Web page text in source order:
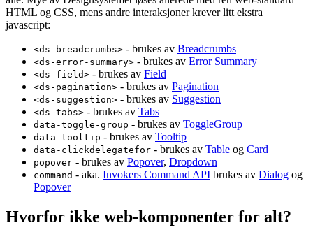
HTML og CSS, mens andre interaksjoner krever litt ekstra
javascript:
<ds-breadcrumbs> - brukes av Breadcrumbs
<ds-error-summary> - brukes av Error Summary
<ds-field> - brukes av Field
<ds-pagination> - brukes av Pagination
<ds-suggestion> - brukes av Suggestion
<ds-tabs> - brukes av Tabs
data-toggle-group - brukes av ToggleGroup
data-tooltip - brukes av Tooltip
data-clickdelegatefor - brukes av Table og Card
popover - brukes av Popover, Dropdown
command - aka. Invokers Command API brukes av Dialog og
Popover
Hvorfor ikke web-komponenter for alt?